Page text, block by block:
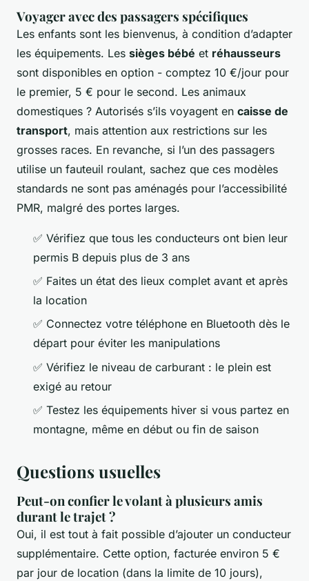
Voyager avec des passagers spécifiques
Les enfants sont les bienvenus, à condition d’adapter
les équipements. Les sièges bébé et réhausseurs
sont disponibles en option - comptez 10 €/jour pour
le premier, 5 € pour le second. Les animaux
domestiques ? Autorisés s’ils voyagent en caisse de
transport, mais attention aux restrictions sur les
grosses races. En revanche, si l’un des passagers
utilise un fauteuil roulant, sachez que ces modèles
standards ne sont pas aménagés pour l’accessibilité
PMR, malgré des portes larges.
✅ Vérifiez que tous les conducteurs ont bien leur
permis B depuis plus de 3 ans
✅ Faites un état des lieux complet avant et après
la location
✅ Connectez votre téléphone en Bluetooth dès le
départ pour éviter les manipulations
✅ Vérifiez le niveau de carburant : le plein est
exigé au retour
✅ Testez les équipements hiver si vous partez en
montagne, même en début ou fin de saison
Questions usuelles
Peut-on confier le volant à plusieurs amis
durant le trajet ?
Oui, il est tout à fait possible d’ajouter un conducteur
supplémentaire. Cette option, facturée environ 5 €
par jour de location (dans la limite de 10 jours),